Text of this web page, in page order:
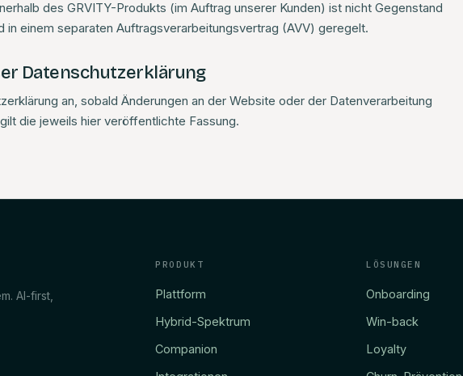
des GRVITY-Produkts (im Auftrag unserer Kunden) ist nicht Gegenstand
in einem separaten Auftragsverarbeitungsvertrag (AVV) geregelt.
Datenschutzerklärung
an, sobald Änderungen an der Website oder der Datenverarbeitung
die jeweils hier veröffentlichte Fassung.
AI-first,
PRODUKT
Plattform
Hybrid-Spektrum
Companion
LÖSUNGEN
Onboarding
Win-back
Loyalty